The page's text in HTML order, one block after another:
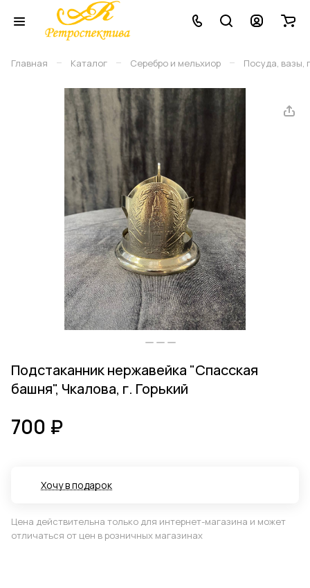
Главная – Каталог – Серебро и мельхиор – Посуда, вазы,
Подстаканник нержавейка "Спасская
башня", Чкалова, г. Горький
700 ₽
Хочу в подарок
Цена действительна только для интернет-магазина и может
отличаться от цен в розничных магазинах